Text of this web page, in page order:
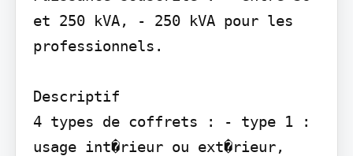
et 250 kVA, - 250 kVA pour les
professionnels.
Descriptif
4 types de coffrets : - type 1 :
usage int�rieur ou ext�rieur,